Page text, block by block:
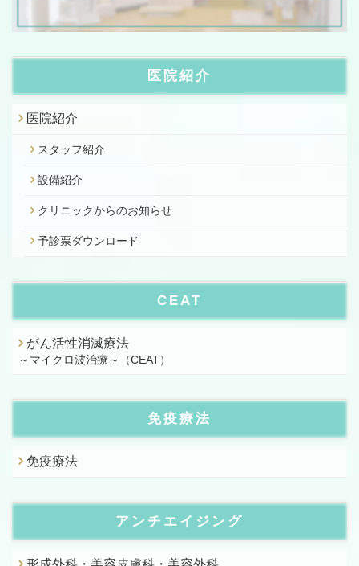
医院紹介
医院紹介
スタッフ紹介
設備紹介
クリニックからのお知らせ
予診票ダウンロード
CEAT
がん活性消滅療法
～マイクロ波治療～（CEAT）
免疫療法
免疫療法
アンチエイジング